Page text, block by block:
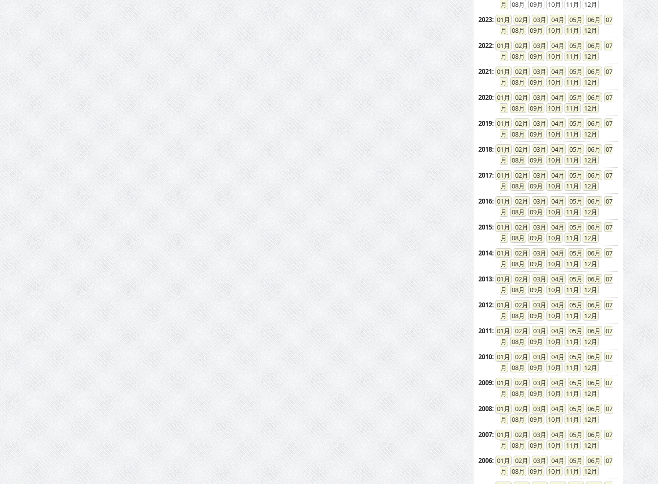
08
09 10 11
12
2023: 01 02 03 04 05 06
07
08
09 10 11
12
2022: 01 02 03 04 05 06
07
08
09 10 11
12
2021: 01 02 03 04 05 06
07
08
09 10 11
12
2020: 01 02 03 04 05 06
07
08
09 10 11
12
2019: 01 02 03 04 05 06
07
08
09 10 11
12
2018: 01 02 03 04 05 06
07
08
09 10 11
12
2017: 01 02 03 04 05 06
07
08
09 10 11
12
2016: 01 02 03 04 05 06
07
08
09 10 11
12
2015: 01 02 03 04 05 06
07
08
09 10 11
12
2014: 01 02 03 04 05 06
07
08
09 10 11
12
2013: 01 02 03 04 05 06
07
08
09 10 11
12
2012: 01 02 03 04 05 06
07
08
09 10 11
12
2011: 01 02 03 04 05 06
07
08
09 10 11
12
2010: 01 02 03 04 05 06
07
08
09 10 11
12
2009: 01 02 03 04 05 06
07
08
09 10 11
12
2008: 01 02 03 04 05 06
07
08
09 10 11
12
2007: 01 02 03 04 05 06
07
08
09 10 11
12
2006: 01 02 03 04 05 06
07
08
09 10 11
12